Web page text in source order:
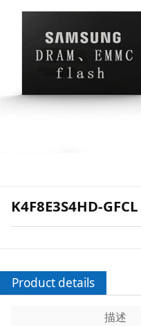
K4F8E3S4HD-GFCL
Product details
描述